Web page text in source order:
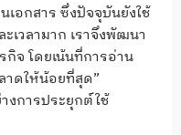
เอกสาร ซึ่งปัจจุบันยังใช้
เวลามาก เราจึงพัฒนา
กิจ โดยเน้นที่การอ่าน
าดให้น้อยที่สุด”
งการประยุกต์ใช้